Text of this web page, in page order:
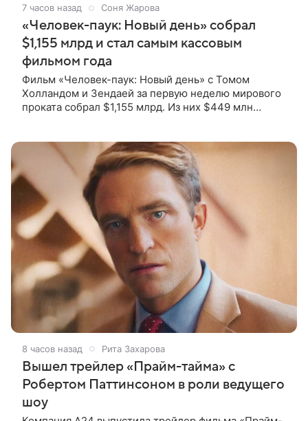
7 часов назад Соня Жарова
«Человек-паук: Новый день» собрал
$1,155 млрд и стал самым кассовым
фильмом года
Фильм «Человек-паук: Новый день» с Томом
Холландом и Зендаей за первую неделю мирового
проката собрал $1,155 млрд. Из них $449 млн
8 часов назад Рита Захарова
Вышел трейлер «Прайм-тайма» с
Робертом Паттинсоном в роли ведущего
шоу